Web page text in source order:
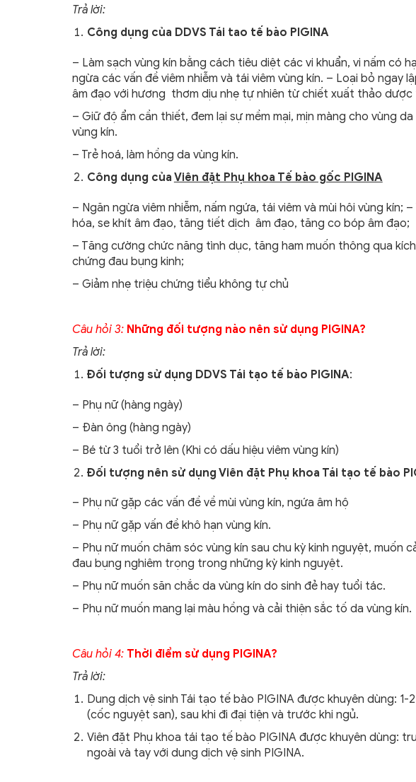
Trả lời:
Công dụng của DDVS Tái tao tế bào PIGINA
– Làm sạch vùng kín bằng cách tiêu diệt các vi khuẩn, vi nấm có
ngừa các vấn đề viêm nhiễm và tái viêm vùng kín. – Loại bỏ ngay
âm đạo với hương thơm dịu nhẹ tự nhiên từ chiết xuất thảo dược
– Giữ độ ẩm cần thiết, đem lại sự mềm mại, mịn màng cho vùng
vùng kín.
– Trẻ hoá, làm hồng da vùng kín.
Công dụng của Viên đặt Phụ khoa Tế bào gốc PIGINA
– Ngăn ngừa viêm nhiễm, nấm ngứa, tái viêm và mùi hôi vùng
hóa, se khít âm đạo, tăng tiết dịch âm đạo, tăng co bóp âm đạo;
– Tăng cường chức năng tình dục, tăng ham muốn thông qua
chứng đau bụng kinh;
– Giảm nhẹ triệu chứng tiểu không tự chủ
Câu hỏi 3: Những đối tượng nào nên sử dụng PIGINA?
Trả lời:
Đối tượng sử dụng DDVS Tái tạo tế bào PIGINA:
– Phụ nữ (hàng ngày)
– Đàn ông (hàng ngày)
– Bé từ 3 tuổi trở lên (Khi có dấu hiệu viêm vùng kín)
Đối tượng nên sử dụng Viên đặt Phụ khoa Tái tạo tế bào
– Phụ nữ gặp các vấn đề về mùi vùng kín, ngứa âm hộ
– Phụ nữ gặp vấn đề khô hạn vùng kín.
– Phụ nữ muốn chăm sóc vùng kín sau chu kỳ kinh nguyệt, muốn
đau bụng nghiêm trọng trong những kỳ kinh nguyệt.
– Phụ nữ muốn săn chắc da vùng kín do sinh đẻ hay tuổi tác.
– Phụ nữ muốn mang lại màu hồng và cải thiện sắc tố da vùng kín.
Câu hỏi 4: Thời điểm sử dụng PIGINA?
Trả lời:
Dung dịch vệ sinh Tái tạo tế bào PIGINA được khuyên dùng:
(cốc nguyệt san), sau khi đi đại tiện và trước khi ngủ.
Viên đặt Phụ khoa tái tạo tế bào PIGINA được khuyên dùng:
ngoài và tay với dung dịch vệ sinh PIGINA.